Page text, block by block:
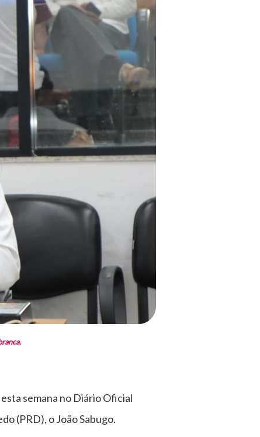
semana no Diário Oficial
(PRD), o João Sabugo.